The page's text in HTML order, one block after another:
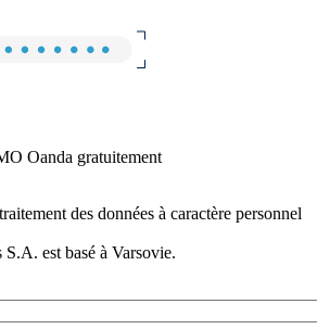
Oanda gratuitement
des données à caractère personnel
est basé à Varsovie.